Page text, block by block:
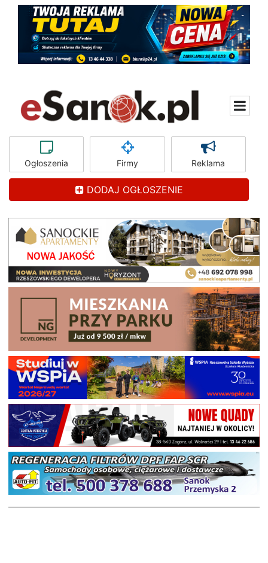
Ogłoszenia Firmy Reklama
DODAJ OGŁOSZENIE